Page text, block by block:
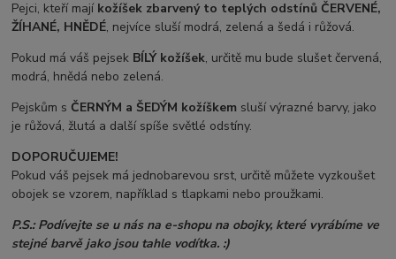
Pejci, kteří mají kožíšek zbarvený to teplých odstínů ČERVENÉ,
ŽÍHANÉ, HNĚDÉ, nejvíce sluší modrá, zelená a šedá i růžová.
Pokud má váš pejsek BÍLÝ kožíšek, určitě mu bude slušet červená,
modrá, hnědá nebo zelená.
Pejskům s ČERNÝM a ŠEDÝM kožíškem sluší výrazné barvy, jako
je růžová, žlutá a další spíše světlé odstíny.
DOPORUČUJEME!
Pokud váš pejsek má jednobarevou srst, určitě můžete vyzkoušet
obojek se vzorem, například s tlapkami nebo proužkami.
P.S.: Podívejte se u nás na e-shopu na obojky, které vyrábíme ve
stejné barvě jako jsou tahle vodítka. :)